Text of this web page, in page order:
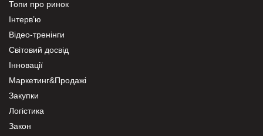
Топи про ринок
Інтерв’ю
Відео-тренінги
Світовий досвід
Інновації
Маркетинг&Продажі
Закупки
Логістика
Закон